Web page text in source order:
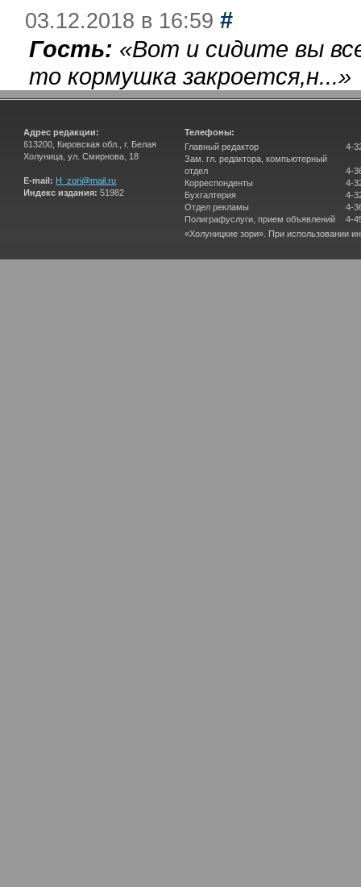
03.12.2018 в 16:59 #
Гость: «Вот и сидите вы
то кормушка закроется,н...»
Адрес редакции:
613200, Кировская обл., г. Белая
Холуница, ул. Смирнова, 18
E-mail: H_zori@mail.ru
Индекс издания: 51982
Телефоны:
Главный редактор
Зам. гл. редактора, компьютерный
отдел
Корреспонденты
Бухгалтерия
Отдел рекламы
Полиграфуслуги, прием объявлений
4-
4-
4-
4-
4-
4-
«Холуницкие зори». При использовании